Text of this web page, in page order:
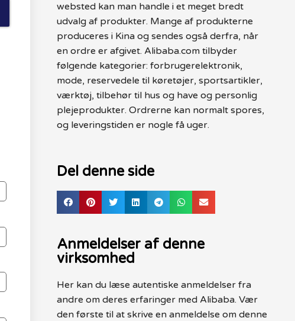
websted kan man handle i et meget bredt
udvalg af produkter. Mange af produkterne
produceres i Kina og sendes også derfra, når
en ordre er afgivet. Alibaba.com tilbyder
følgende kategorier: forbrugerelektronik,
mode, reservedele til køretøjer, sportsartikler,
værktøj, tilbehør til hus og have og personlig
plejeprodukter. Ordrerne kan normalt spores,
og leveringstiden er nogle få uger.
Del denne side
Anmeldelser af denne
virksomhed
Her kan du læse autentiske anmeldelser fra
andre om deres erfaringer med Alibaba. Vær
den første til at skrive en anmeldelse om denne